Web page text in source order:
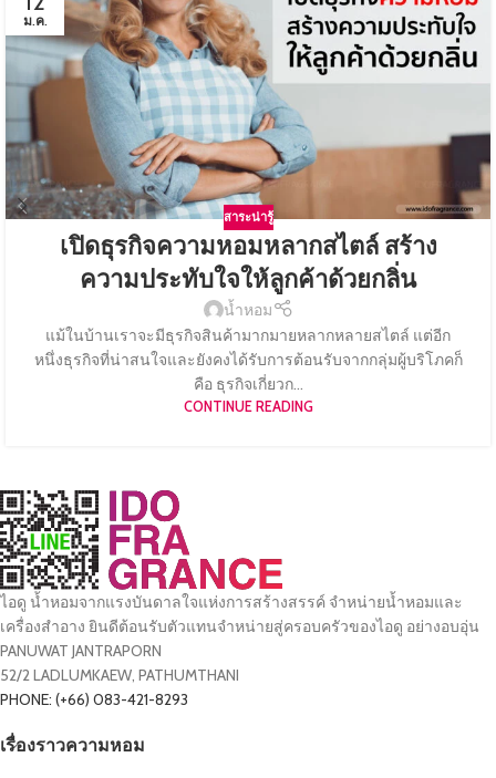
ม.ค.
สาระน่ารู้
เปิดธุรกิจความหอมหลากสไตล์ สร้าง
ความประทับใจให้ลูกค้าด้วยกลิ่น
น้ำหอม
แม้ในบ้านเราจะมีธุรกิจสินค้ามากมายหลากหลายสไตล์ แต่อีก
หนึ่งธุรกิจที่น่าสนใจและยังคงได้รับการต้อนรับจากกลุ่มผู้บริโภคก็
คือ ธุรกิจเกี่ยวก...
CONTINUE READING
ไอดู น้ำหอมจากแรงบันดาลใจแห่งการสร้างสรรค์ จำหน่ายน้ำหอมและ
เครื่องสำอาง ยินดีต้อนรับตัวแทนจำหน่ายสู่ครอบครัวของไอดู อย่างอบอุ่น
PANUWAT JANTRAPORN
52/2 LADLUMKAEW, PATHUMTHANI
PHONE: (+66) 083-421-8293
เรื่องราวความหอม